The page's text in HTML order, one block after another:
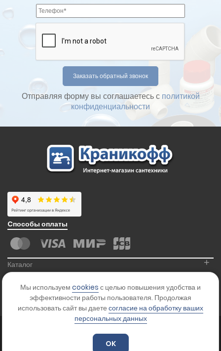
Отправляя форму вы соглашаетесь с политикой
конфиденциальности
Cпособы оплаты
Каталог +
Контакты
. Все права защищены.
Мы используем cookies с целью повышения удобства и
эффективности работы пользователя. Продолжая
использовать сайт вы даете согласие на обработку ваших
персональных данных
OK